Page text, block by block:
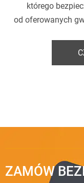
którego
od oferowanych
ZAMÓW